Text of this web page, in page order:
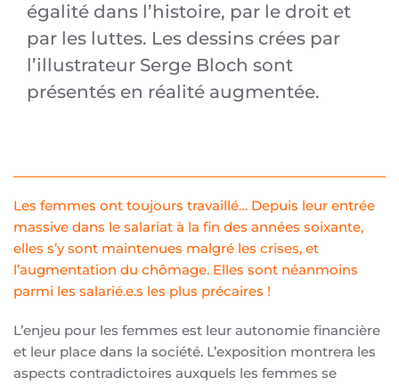
égalité dans l’histoire, par le droit et
par les luttes. Les dessins crées par
l’illustrateur Serge Bloch sont
présentés en réalité augmentée.
Les femmes ont toujours travaillé… Depuis leur entrée
massive dans le salariat à la fin des années soixante,
elles s’y sont maintenues malgré les crises, et
l’augmentation du chômage. Elles sont néanmoins
parmi les salarié.e.s les plus précaires !
L’enjeu pour les femmes est leur autonomie financière
et leur place dans la société. L’exposition montrera les
aspects contradictoires auxquels les femmes se